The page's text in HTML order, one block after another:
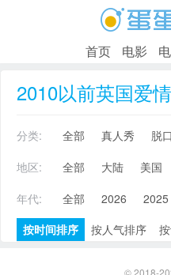
首页 电影
2010以前英国爱
分类: 全部 真人秀 脱
地区:
全部 大陆 美国
年代:
全部 2026 2025
按时间排序
按人气排序
© 2018-